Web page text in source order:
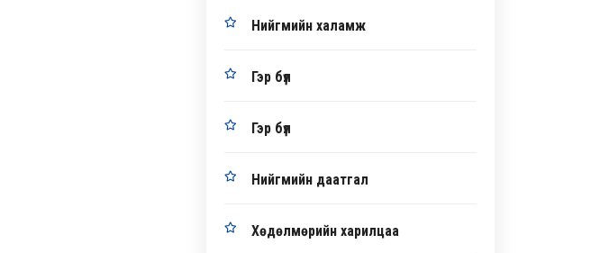
Нийгмийн халамж
Гэр бүл
Гэр бүл
Нийгмийн даатгал
Хөдөлмөрийн харилцаа